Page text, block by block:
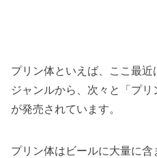
プリン体といえば、ここ最
ジャンルから、次々と「プ
が発売されています。
プリン体はビールに大量に